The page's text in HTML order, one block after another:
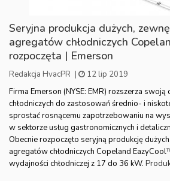
Seryjna produkcja dużych,
agregatów chłodniczych
rozpoczęta | Emerson
Redakcja HvacPR |
12 lip 2019
Firma Emerson (NYSE: EMR) rozszerza
chłodniczych do zastosowań średnio- i
sprostać rosnącemu zapotrzebowaniu na
w sektorze usług gastronomicznych i
Obecnie rozpoczęto seryjną produkcję
agregatów chłodniczych Copeland
wydajności chłodniczej z 17 do 36 kW.